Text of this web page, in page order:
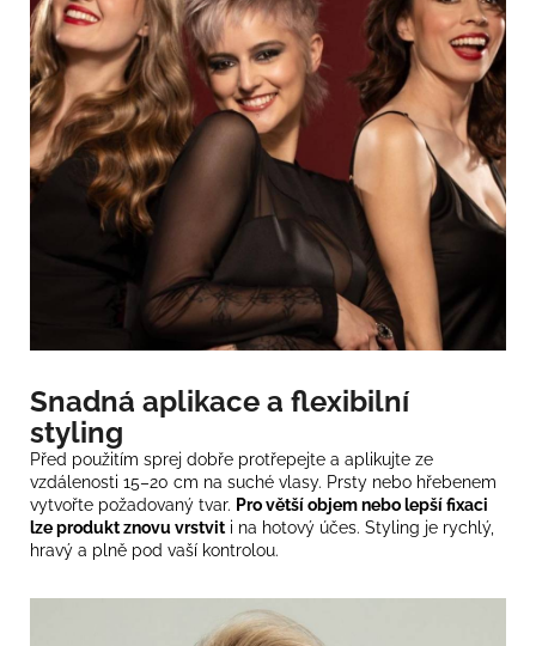
Snadná aplikace a flexibilní
styling
Před použitím sprej dobře protřepejte a aplikujte ze
vzdálenosti 15–20 cm na suché vlasy. Prsty nebo hřebenem
vytvořte požadovaný tvar. Pro větší objem nebo lepší fixaci
lze produkt znovu vrstvit i na hotový účes. Styling je rychlý,
hravý a plně pod vaší kontrolou.